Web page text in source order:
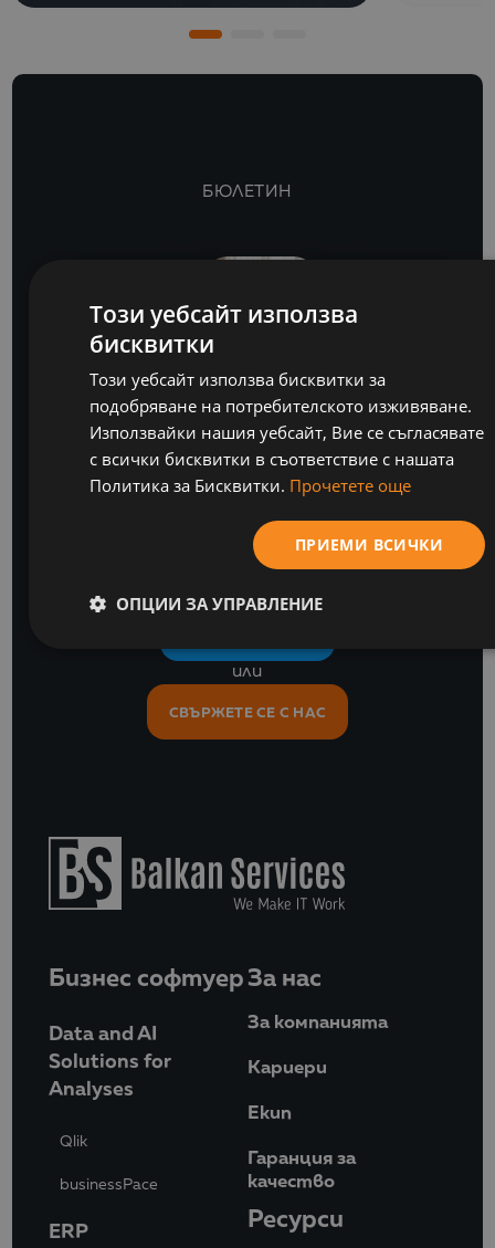
БЮЛЕТИН
Бъдете крачка
напред
с нашите бизнес софтуерни и ИТ анализи
или
СВЪРЖЕТЕ СЕ С НАС
Бизнес софтуер
Data and AI
Solutions for
Analyses
Qlik
businessPace
ERP
За нас
За компанията
Кариери
Eкип
Гаранция за
качество
Ресурси
Този уебсайт използва
бисквитки
Този уебсайт използва бисквитки за
подобряване на потребителското изживяване.
Използвайки нашия уебсайт, Вие се съгласявате
с всички бисквитки в съответствие с нашата
Политика за Бисквитки. Прочетете още
ПРИЕМИ ВСИЧКИ
ОПЦИИ ЗА УПРАВЛЕНИЕ